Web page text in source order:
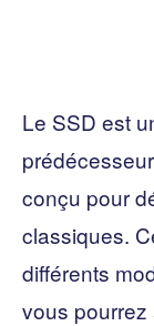
Le SSD est
conçu pour
classiques.
différents
vous pourrez